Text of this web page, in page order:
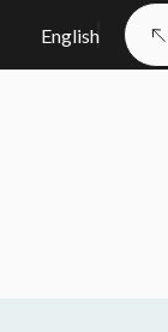
English